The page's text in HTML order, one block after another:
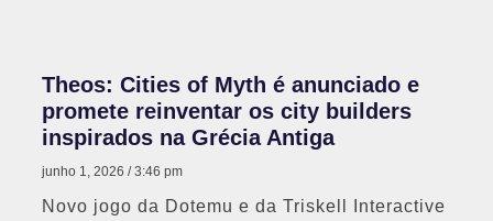
Theos: Cities of Myth é anunciado e
promete reinventar os city builders
inspirados na Grécia Antiga
junho 1, 2026 3:46 pm
Novo jogo da Dotemu e da Triskell Interactive